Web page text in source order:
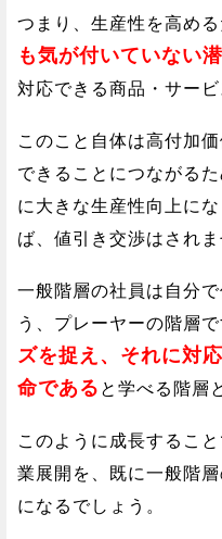
つまり、生産性を高め
も気が付いていない
対応できる商品・サー
このこと自体は高付加
できることにつながる
に大きな生産性向上に
ば、値引き交渉はされま
一般階層の社員は自分
う、プレーヤーの階層
ズを捉え、それに対
命である と学べる階層
このように成長するこ
業展開を、既に一般階
になるでしょう。